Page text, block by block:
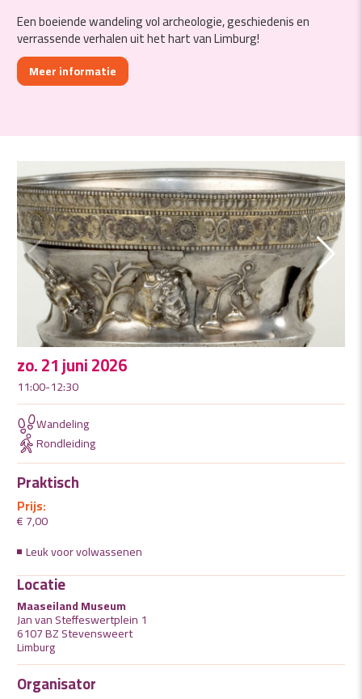
Een boeiende wandeling vol archeologie, geschiedenis en
verrassende verhalen uit het hart van Limburg!
Meer informatie
zo. 21 juni 2026
11:00-12:30
Wandeling
Rondleiding
Praktisch
Prijs:
€ 7,00
Leuk voor volwassenen
Locatie
Maaseiland Museum
Jan van Steffeswertplein 1
6107 BZ Stevensweert
Limburg
Organisator